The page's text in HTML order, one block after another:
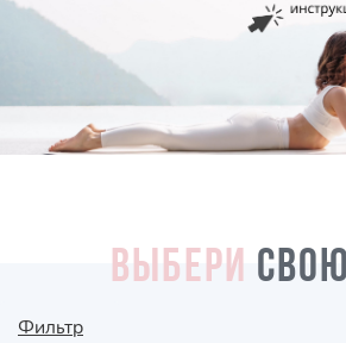
ВЫБЕРИ
Фильтр